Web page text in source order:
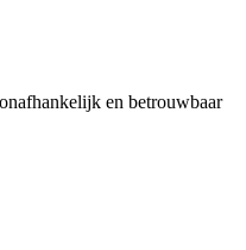
en betrouwbaar